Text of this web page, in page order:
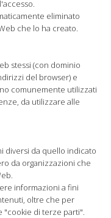
eliminato
che lo ha creato.
stessi (con dominio
del browser) e
comunemente utilizzati
da utilizzare alle
diversi da quello indicato
da organizzazioni che
informazioni a fini
oltre che per
"cookie di terze parti".